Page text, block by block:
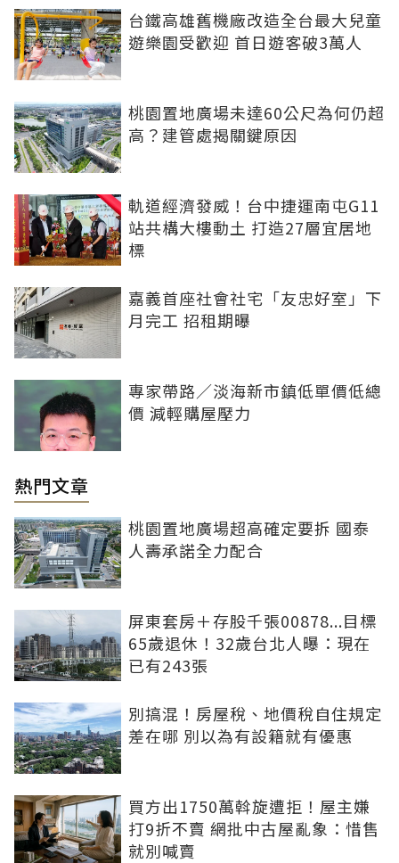
台鐵高雄舊機廠改造全台最大兒童
遊樂園受歡迎 首日遊客破3萬人
桃園置地廣場未達60公尺為何仍超
高？建管處揭關鍵原因
軌道經濟發威！台中捷運南屯G11
站共構大樓動土 打造27層宜居地
標
嘉義首座社會社宅「友忠好室」下
月完工 招租期曝
專家帶路／淡海新市鎮低單價低總
價 減輕購屋壓力
熱門文章
桃園置地廣場超高確定要拆 國泰
人壽承諾全力配合
屏東套房＋存股千張00878...目標
65歲退休！32歲台北人曝：現在
已有243張
別搞混！房屋稅、地價稅自住規定
差在哪 別以為有設籍就有優惠
買方出1750萬斡旋遭拒！屋主嫌
打9折不賣 網批中古屋亂象：惜售
就別喊賣